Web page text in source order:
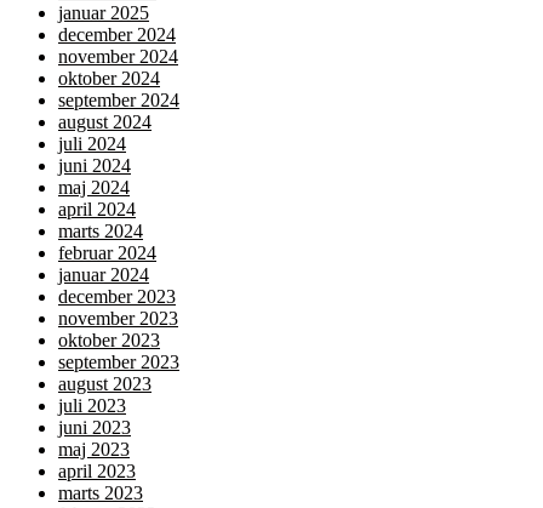
januar 2025
december 2024
november 2024
oktober 2024
september 2024
august 2024
juli 2024
juni 2024
maj 2024
april 2024
marts 2024
februar 2024
januar 2024
december 2023
november 2023
oktober 2023
september 2023
august 2023
juli 2023
juni 2023
maj 2023
april 2023
marts 2023